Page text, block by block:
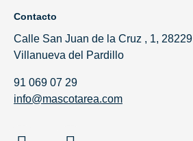
Contacto
Calle San Juan de la Cruz , 1, 28229
Villanueva del Pardillo
91 069 07 29
info@mascotarea.com